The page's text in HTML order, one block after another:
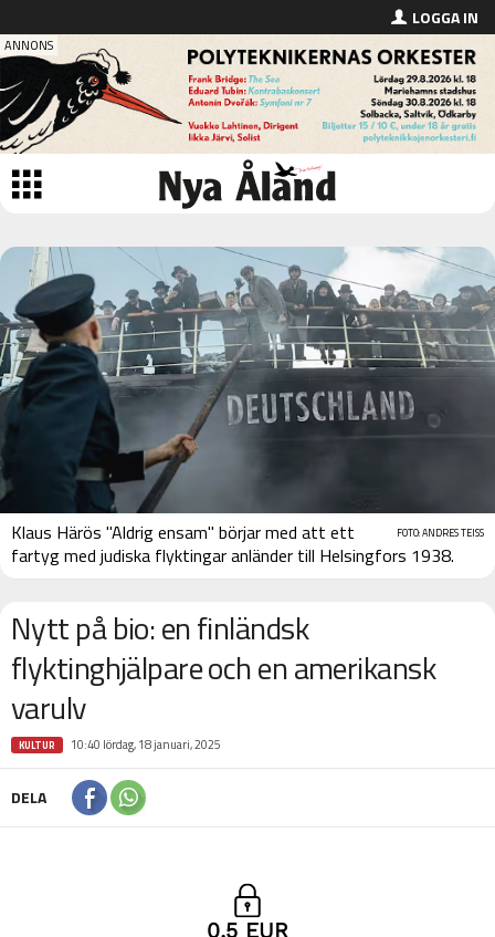
LOGGA IN
FOTO: ANDRES TEISS
Klaus Härös "Aldrig ensam" börjar med att ett
fartyg med judiska flyktingar anländer till Helsingfors 1938.
Nytt på bio: en finländsk
flyktinghjälpare och en amerikansk
varulv
KULTUR 10:40 lördag, 18 januari, 2025
DELA